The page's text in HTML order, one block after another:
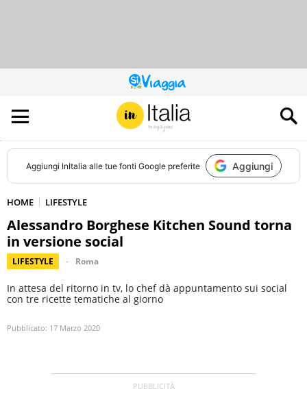
QUESTO
SITO
CONTRIBUISCE
ALL’AUDIENCE
DI
Aggiungi InItalia alle tue fonti Google preferite Aggiungi
HOME LIFESTYLE
Alessandro Borghese Kitchen Sound torna
in versione social
LIFESTYLE Roma
In attesa del ritorno in tv, lo chef dà appuntamento sui social
con tre ricette tematiche al giorno
Pubblicato: 17 Marzo 2020